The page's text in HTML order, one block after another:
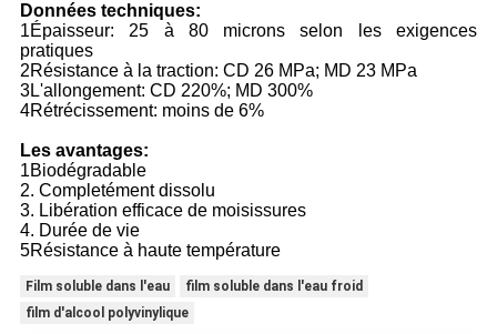
Données techniques:
1Épaisseur: 25 à 80 microns selon les exigences
pratiques
2Résistance à la traction: CD 26 MPa; MD 23 MPa
3L'allongement: CD 220%; MD 300%
4Rétrécissement: moins de 6%
Les avantages:
1Biodégradable
2. Completément dissolu
3. Libération efficace de moisissures
4. Durée de vie
5Résistance à haute température
Film soluble dans l'eau
film soluble dans l'eau froid
film d'alcool polyvinylique